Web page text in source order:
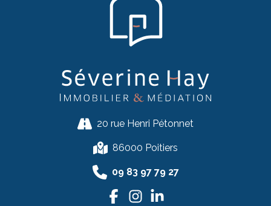
20 rue Henri Pétonnet
86000 Poitiers
09 83 97 79 27